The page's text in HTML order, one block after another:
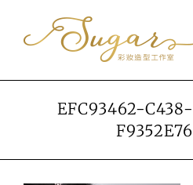
EFC93462-